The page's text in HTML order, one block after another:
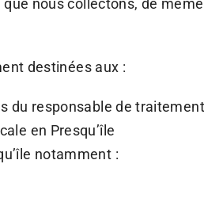
nous collectons, de
destinées aux :
du responsable de traitement
en Presqu’île
notamment :